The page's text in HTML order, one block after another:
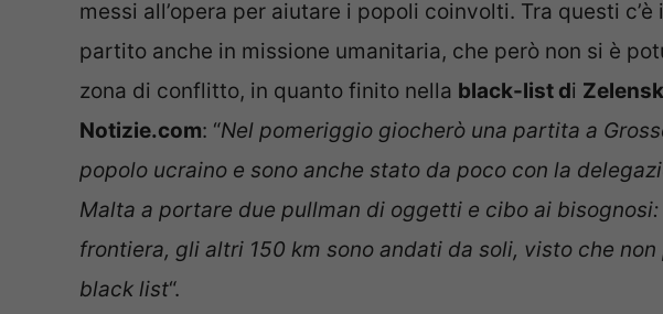
messi all’opera per aiutare i popoli coinvolti. Tra questi c’è
partito anche in missione umanitaria, che però non si è
zona di conflitto, in quanto finito nella black-list di
Notizie.com: “Nel pomeriggio giocherò una partita a
popolo ucraino e sono anche stato da poco con la
Malta a portare due pullman di oggetti e cibo ai
frontiera, gli altri 150 km sono andati da soli, visto che
black list“.